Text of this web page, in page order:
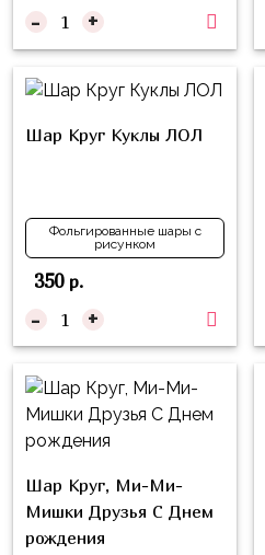
- +
Шар Круг Куклы ЛОЛ
Фольгированные шары с
рисунком
350р.
- +
Шар Круг, Ми-Ми-
Мишки Друзья С Днем
рождения
декором
Большие
шары
Ходячие
сюрприз
Бизнес
Индивидуальная
надпись
на
шар
Буквы
Товары
для
праздника
Лунтик
Чебурашка
Черепашки-
ниндзя
Динозавры
Принцессы
Микки
и
Минни
Спорт
Мамы,
Бабушки